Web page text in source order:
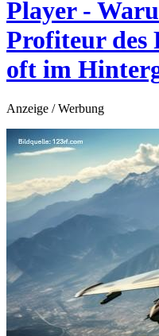
Player -
Profiteur des
oft im
Anzeige / Werbung